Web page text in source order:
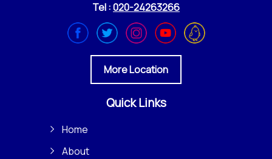
Tel :020-24263266
More Location
Quick Links
Home
About